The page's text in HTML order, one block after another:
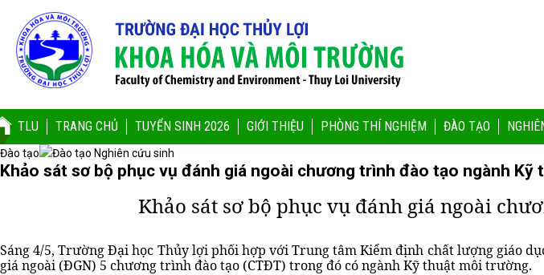
TLU TRANG CHỦ TUYỂN SINH 2026 GIỚI THIỆU PHÒNG THÍ NGHIỆM ĐÀO TẠO
Đào tạo Đào tạo Nghiên cứu sinh
Khảo sát sơ bộ phục vụ đánh giá ngoài chương trình đào tạo ngành
Khảo sát sơ bộ phục vụ đánh giá ngoài
Sáng 4/5, Trường Đại học Thủy lợi phối hợp với Trung tâm Kiểm định chất lượng giáo
giá ngoài (ĐGN) 5 chương trình đào tạo (CTĐT) trong đó có ngành Kỹ thuật môi trường.